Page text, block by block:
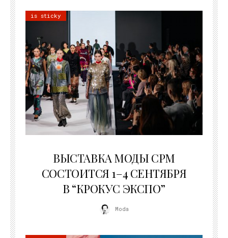
is sticky
ВЫСТАВКА МОДЫ CPM
СОСТОИТСЯ 1–4 СЕНТЯБРЯ
В “КРОКУС ЭКСПО”
Moda